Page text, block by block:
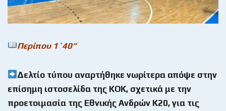
Περίπου 1`40“
Δελτίο τύπου αναρτήθηκε νωρίτερα απόψε στην
επίσημη ιστοσελίδα της ΚΟΚ, σχετικά με την
προετοιμασία της Εθνικής Ανδρών Κ20, για τις